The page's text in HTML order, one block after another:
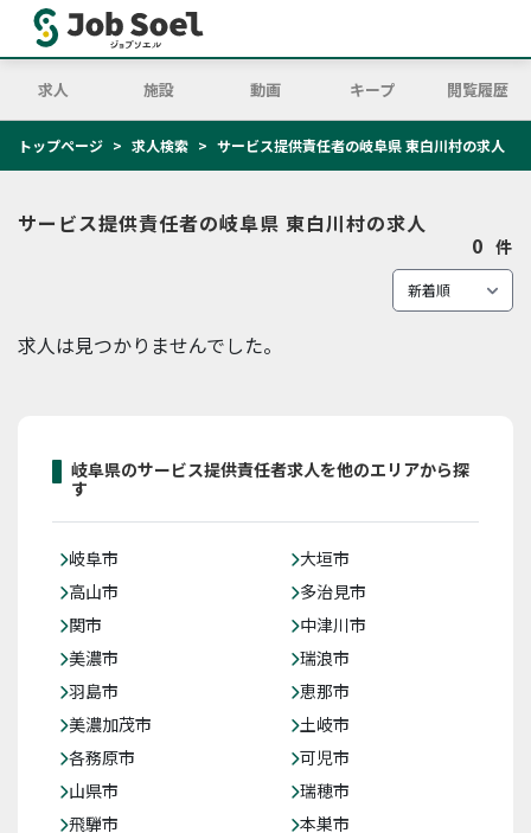
求人 施設 動画 キープ 閲覧履歴
トップページ 求人検索 サービス提供責任者の岐阜県 東白川村の求人
サービス提供責任者の岐阜県 東白川村の求人
0 件
求人は見つかりませんでした。
岐阜県のサービス提供責任者求人を他のエリアから探
す
岐阜市
大垣市
高山市
多治見市
関市
中津川市
美濃市
瑞浪市
羽島市
恵那市
美濃加茂市
土岐市
各務原市
可児市
山県市
瑞穂市
飛騨市
本巣市